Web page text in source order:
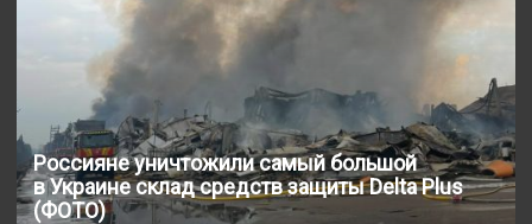
Россияне уничтожили самый большой
в Украине склад средств защиты Delta Plus
(ФОТО)